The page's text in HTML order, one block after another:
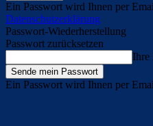
Ein Passwort wird Ihnen per
Datenschutzerklärung
Passwort-Wiederherstellung
Passwort zurücksetzen
Ihre
Ein Passwort wird Ihnen per